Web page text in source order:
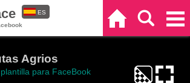
ES
Agrios
para FaceBook